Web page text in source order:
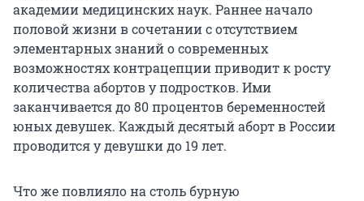
академии медицинских наук. Раннее начало
половой жизни в сочетании с отсутствием
элементарных знаний о современных
возможностях контрацепции приводит к росту
количества абортов у подростков. Ими
заканчивается до 80 процентов беременностей
юных девушек. Каждый десятый аборт в России
проводится у девушки до 19 лет.
Что же повлияло на столь бурную